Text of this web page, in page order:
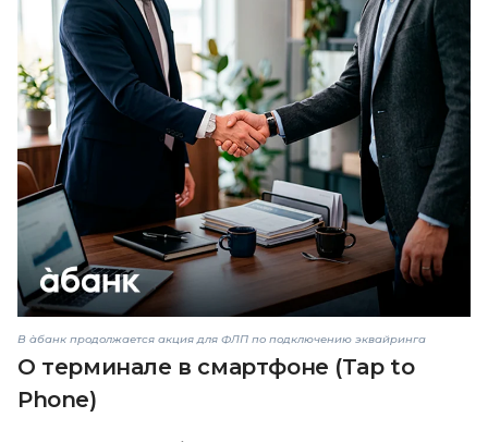
В àбанк продолжается акция для ФЛП по подключению эквайринга
О терминале в смартфоне (Tap to
Phone)